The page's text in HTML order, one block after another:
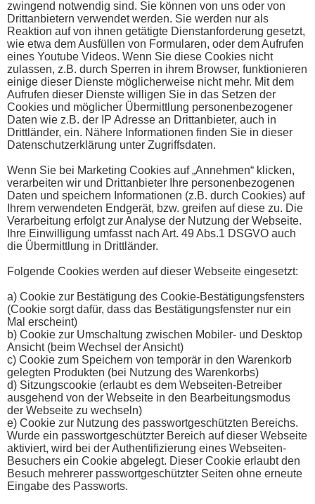
zwingend notwendig sind. Sie können von uns oder von
Drittanbietern verwendet werden. Sie werden nur als
Reaktion auf von ihnen getätigte Dienstanforderung gesetzt,
wie etwa dem Ausfüllen von Formularen, oder dem Aufrufen
eines Youtube Videos. Wenn Sie diese Cookies nicht
zulassen, z.B. durch Sperren in ihrem Browser, funktionieren
einige dieser Dienste möglicherweise nicht mehr. Mit dem
Aufrufen dieser Dienste willigen Sie in das Setzen der
Cookies und möglicher Übermittlung personenbezogener
Daten wie z.B. der IP Adresse an Drittanbieter, auch in
Drittländer, ein. Nähere Informationen finden Sie in dieser
Datenschutzerklärung unter Zugriffsdaten.
Wenn Sie bei Marketing Cookies auf „Annehmen“ klicken,
verarbeiten wir und Drittanbieter Ihre personenbezogenen
Daten und speichern Informationen (z.B. durch Cookies) auf
Ihrem verwendeten Endgerät, bzw. greifen auf diese zu. Die
Verarbeitung erfolgt zur Analyse der Nutzung der Webseite.
Ihre Einwilligung umfasst nach Art. 49 Abs.1 DSGVO auch
die Übermittlung in Drittländer.
Folgende Cookies werden auf dieser Webseite eingesetzt:
a) Cookie zur Bestätigung des Cookie-Bestätigungsfensters
(Cookie sorgt dafür, dass das Bestätigungsfenster nur ein
Mal erscheint)
b) Cookie zur Umschaltung zwischen Mobiler- und Desktop
Ansicht (beim Wechsel der Ansicht)
c) Cookie zum Speichern von temporär in den Warenkorb
gelegten Produkten (bei Nutzung des Warenkorbs)
d) Sitzungscookie (erlaubt es dem Webseiten-Betreiber
ausgehend von der Webseite in den Bearbeitungsmodus
der Webseite zu wechseln)
e) Cookie zur Nutzung des passwortgeschützten Bereichs.
Wurde ein passwortgeschützter Bereich auf dieser Webseite
aktiviert, wird bei der Authentifizierung eines Webseiten-
Besuchers ein Cookie abgelegt. Dieser Cookie erlaubt den
Besuch mehrerer passwortgeschützter Seiten ohne erneute
Eingabe des Passworts.